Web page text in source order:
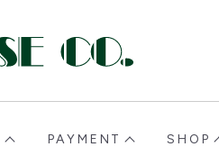
PAYMENT SHOP